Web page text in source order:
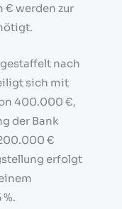
€ werden zur
nach
sich mit
400.000 €,
der Bank
€
erfolgt